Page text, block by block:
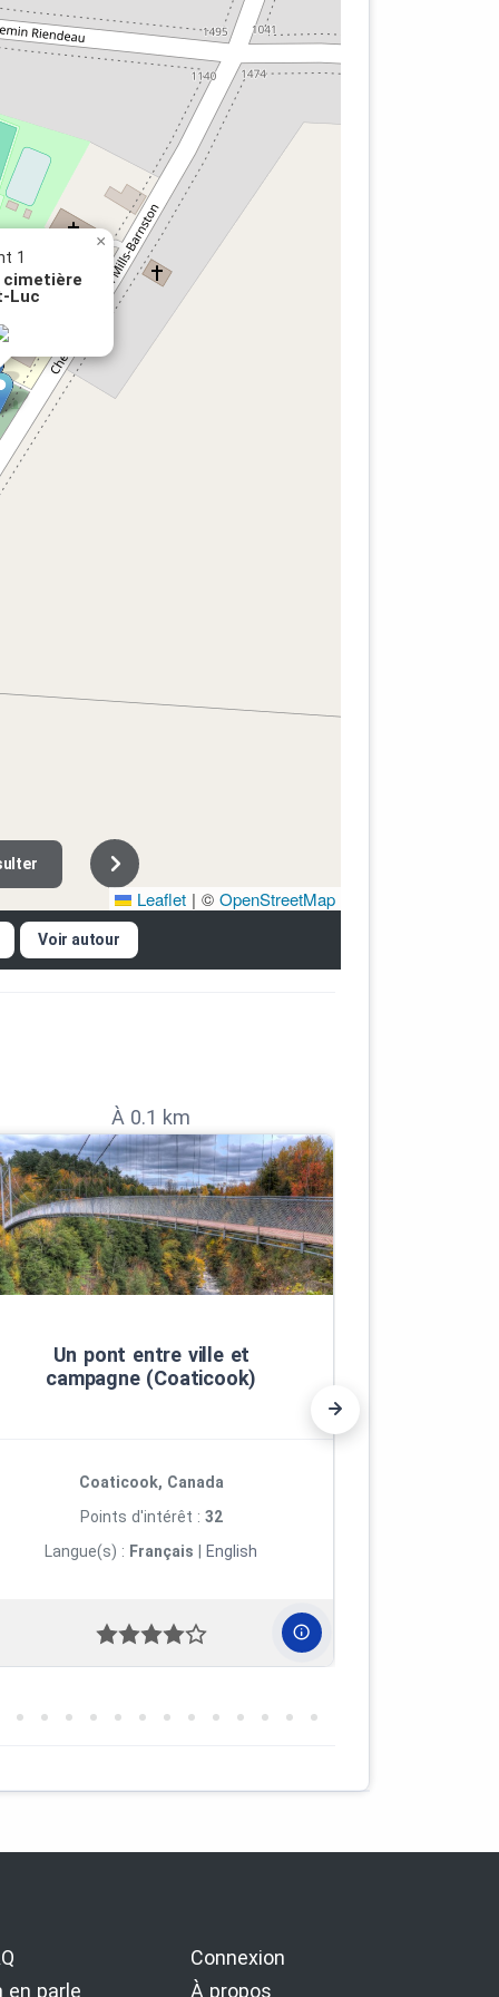
1
Luc
×
Leaflet | © OpenStreetMap
Voir autour
À 0.1 km
Un pont entre ville et
campagne (Coaticook)
Coaticook, Canada
Points d'intérêt : 32
Langue(s) : Français English
en parle
Connexion
À propos